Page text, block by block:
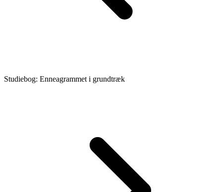
Studiebog: Enneagrammet i grundtræk